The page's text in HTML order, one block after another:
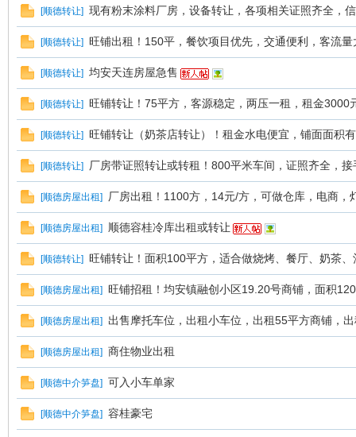
[顺德转让] 现有粉末涂料厂房，设备转让，各项相关证照齐全，
[顺德转让] 旺铺出租！150平，餐饮项目优先，交通便利，客流量
[顺德转让] 均安天连房屋急售
[顺德转让] 旺铺转让！75平方，客源稳定，两压一租，租金3000
[顺德转让] 旺铺转让（奶茶店转让）！租金水电便宜，铺面面积
[顺德转让] 厂房带证照转让或转租！800平米车间，证照齐全，
[顺德房屋出租] 厂房出租！1100方，14元/方，可做仓库，电商，
[顺德房屋出租] 顺德容桂冷库出租或转让
[顺德转让] 旺铺转让！面积100平方，适合做烧烤、餐厅、奶茶
[顺德房屋出租] 旺铺招租！均安镇融创小区19.20号商铺，面积
[顺德房屋出租] 出售摩托车位，出租小车位，出租55平方商铺，
[顺德房屋出租] 商住物业出租
[顺德中介笋盘] 可入小车单家
[顺德中介笋盘] 容桂豪宅